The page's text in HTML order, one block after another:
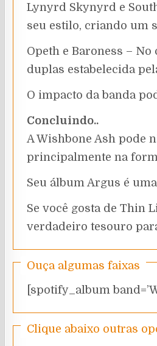
Lynyrd Skynyrd e
seu estilo, criando um
Opeth e Baroness –
duplas estabelecida
O impacto da banda
Concluindo..
A Wishbone Ash pode
principalmente na
Seu álbum Argus é
Se você gosta de Thin
verdadeiro tesouro
Ouça algumas faixas
[spotify_album
Clique abaixo outras